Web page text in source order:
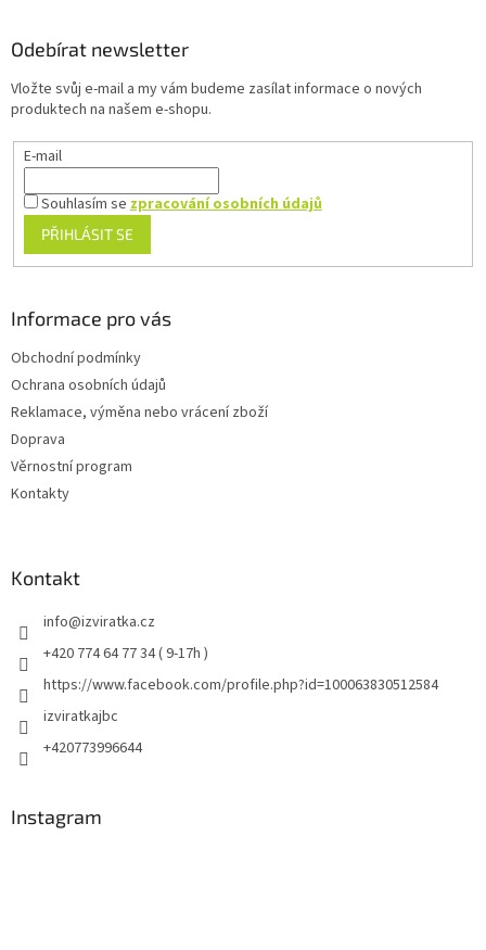
Odebírat newsletter
Vložte svůj e-mail a my vám budeme zasílat informace o nových
produktech na našem e-shopu.
E-mail
Souhlasím sezpracování osobních údajů
PŘIHLÁSIT SE
Informace pro vás
Obchodní podmínky
Ochrana osobních údajů
Reklamace, výměna nebo vrácení zboží
Doprava
Věrnostní program
Kontakty
Kontakt
info@izviratka.cz
+420 774 64 77 34 ( 9-17h )
https://www.facebook.com/profile.php?id=100063830512584
izviratkajbc
+420773996644
Instagram